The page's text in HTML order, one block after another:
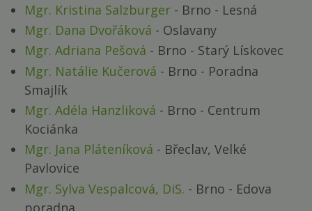
Mgr. Kristina Salzburger - Brno - Lesná
Mgr. Dana Dvořáková - Oslavany
Mgr. Adriana Pešová - Brno - Starý Lískovec
Mgr. Natálie Kučerová - Brno - Poradna
Smajlík
Mgr. Adéla Hanzliková - Brno - Centrum
Kociánka
Mgr. Jana Pláteníková - Břeclav, Velké
Pavlovice
Mgr. Sylva Vespalcová, DiS. - Brno - Edova
poradna